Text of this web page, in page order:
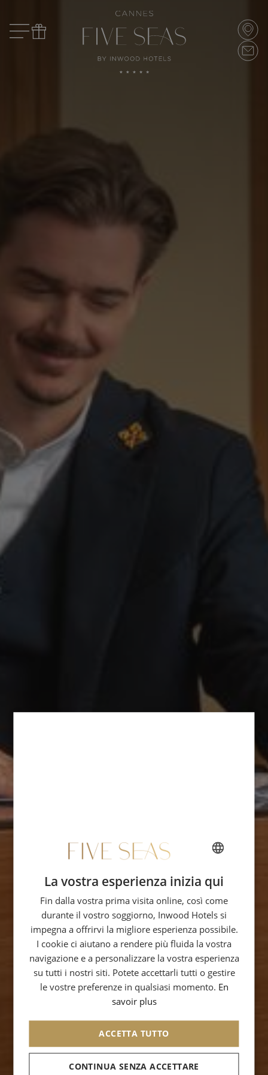
FRENCH
ENGLISH
SPANISH
GERMAN
ITALIAN
La vostra esperienza inizia qui
Fin dalla vostra prima visita online, così come
durante il vostro soggiorno, Inwood Hotels si
impegna a offrirvi la migliore esperienza possibile.
I cookie ci aiutano a rendere più fluida la vostra
navigazione e a personalizzare la vostra esperienza
su tutti i nostri siti. Potete accettarli tutti o gestire
le vostre preferenze in qualsiasi momento. En
savoir plus
ACCETTA TUTTO
CONTINUA SENZA ACCETTARE